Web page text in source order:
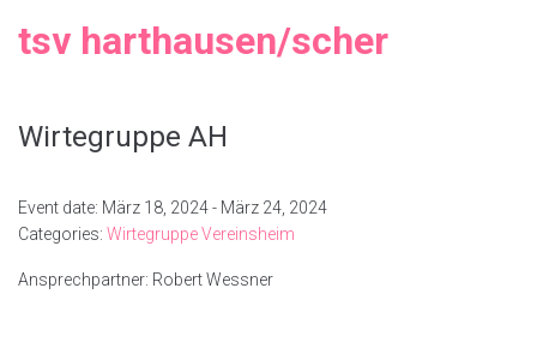
tsv harthausen/scher
Wirtegruppe AH
Event date: März 18, 2024 - März 24, 2024
Categories: Wirtegruppe Vereinsheim
Ansprechpartner: Robert Wessner